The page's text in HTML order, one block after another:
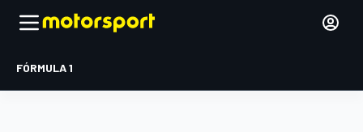
FÓRMULA 1